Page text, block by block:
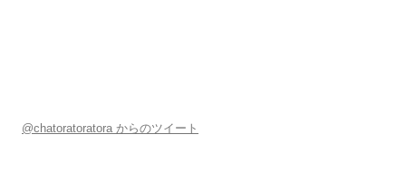
@chatoratoratora からのツイート